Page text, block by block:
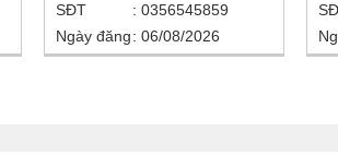
SĐT
0356545859
Ngày đăng
06/08/2026